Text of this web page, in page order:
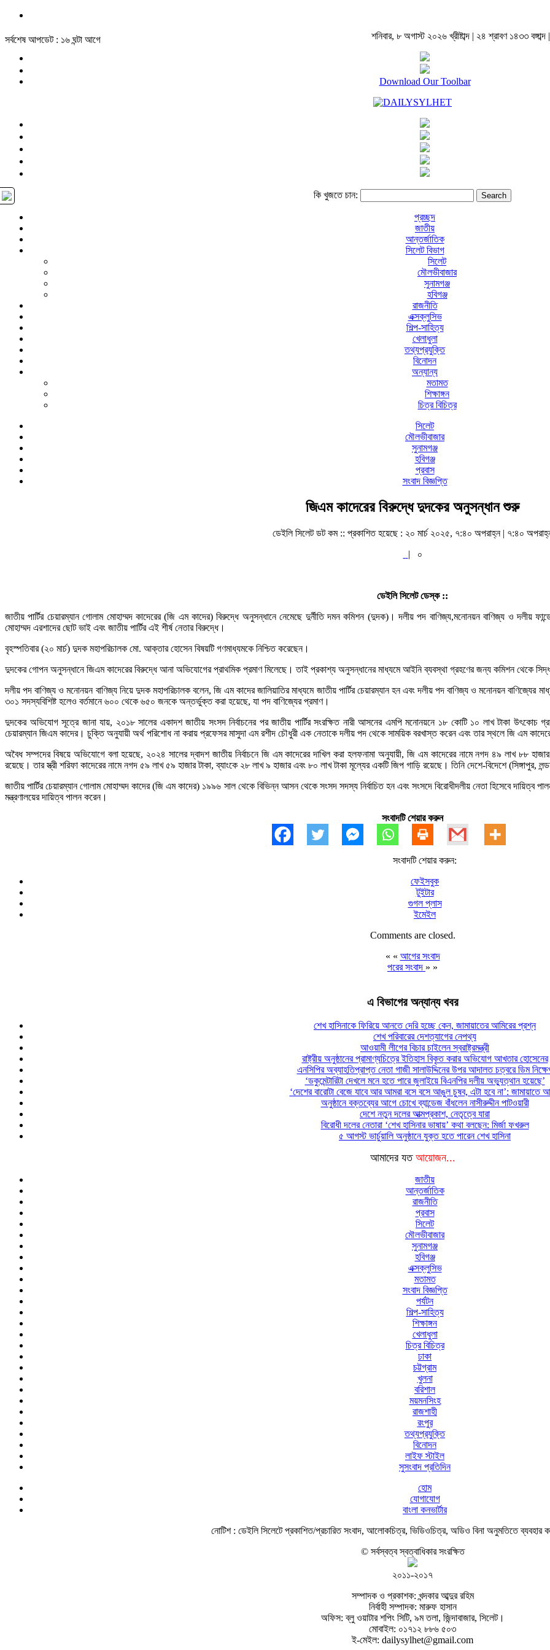
সর্বশেষ আপডেট : ১৬ ঘন্টা আগে শনিবার, ৮ অগাস্ট ২০২৬ খ্রীষ্টাব্দ | ২৪ শ্রাবণ ১৪৩৩ বঙ্গাব্দ |
Download Our Toolbar
কি খুজতে চান:
প্রচ্ছদ
জাতীয়
আন্তর্জাতিক
সিলেট বিভাগ
সিলেট
মৌলভীবাজার
সুনামগঞ্জ
হবিগঞ্জ
রাজনীতি
এক্সক্লুসিভ
শিল্প-সাহিত্য
খেলাধুলা
তথ্যপ্রযুক্তি
বিনোদন
অন্যান্য
মতামত
শিক্ষাঙ্গন
চিত্র বিচিত্র
সিলেট
মৌলভীবাজার
সুনামগঞ্জ
হবিগঞ্জ
প্রবাস
সংবাদ বিজ্ঞপ্তি
জিএম কাদেরের বিরুদ্ধে দুদকের অনুসন্ধান শুরু
ডেইলি সিলেট ডট কম :: প্রকাশিত হয়েছে : ২০ মার্চ ২০২৫, ৭:৪০ অপরাহ্ন | ৭:৪০
|
০
ডেইলি সিলেট ডেস্ক ::
জাতীয় পার্টির চেয়ারম্যান গোলাম মোহাম্মদ কাদেরের (জি এম কাদের) বিরুদ্ধে অনুসন্ধানে নেমেছে দুর্নীতি দমন কমিশন (দুদক)। দলীয় পদ বাণিজ্য,মনোনয়ন বাণিজ্য ও দলীয়
মোহাম্মদ এরশাদের ছোট ভাই এবং জাতীয় পার্টির এই শীর্ষ নেতার বিরুদ্ধে।
বৃহস্পতিবার (২০ মার্চ) দুদক মহাপরিচালক মো. আক্তার হোসেন বিষয়টি গণমাধ্যমকে নিশ্চিত করেছেন।
দুদকের গোপন অনুসন্ধানে জিএম কাদেরের বিরুদ্ধে আনা অভিযোগের প্রাথমিক প্রমাণ মিলেছে। তাই প্রকাশ্য অনুসন্ধানের মাধ্যমে আইনি ব্যবস্থা গ্রহণের জন্য কমিশন থেকে
দলীয় পদ বাণিজ্য ও মনোনয়ন বাণিজ্য নিয়ে দুদক মহাপরিচালক বলেন, জি এম কাদের জালিয়াতির মাধ্যমে জাতীয় পার্টির চেয়ারম্যান হন এবং দলীয় পদ বাণিজ্য ও মনোনয়ন বাণিজ্যের
৩০১ সদস্যবিশিষ্ট হলেও বর্তমানে ৬০০ থেকে ৬৫০ জনকে অন্তর্ভুক্ত করা হয়েছে, যা পদ বাণিজ্যের প্রমাণ।
দুদকের অভিযোগ সূত্রে জানা যায়, ২০১৮ সালের একাদশ জাতীয় সংসদ নির্বাচনের পর জাতীয় পার্টির সংরক্ষিত নারী আসনের এমপি মনোনয়নে ১৮ কোটি ১০ লাখ টাকা
চেয়ারম্যান জিএম কাদের। চুক্তি অনুযায়ী অর্থ পরিশোধ না করায় প্রফেসর মাসুদা এম রশীদ চৌধুরী এক নেতাকে দলীয় পদ থেকে সাময়িক বরখাস্ত করেন এবং তার স্থলে জি এম
অবৈধ সম্পদের বিষয়ে অভিযোগে বলা হয়েছে, ২০২৪ সালের দ্বাদশ জাতীয় নির্বাচনে জি এম কাদেরের দাখিল করা হলফনামা অনুযায়ী, জি এম কাদেরের নামে নগদ ৪৯ লাখ ৮৮
রয়েছে। তার স্ত্রী শরিফা কাদেরের নামে নগদ ৫৯ লাখ ৫৯ হাজার টাকা, ব্যাংকে ২৮ লাখ ৯ হাজার এবং ৮০ লাখ টাকা মূল্যের একটি জিপ গাড়ি রয়েছে। তিনি দেশে-বিদেশে (সিঙ্গাপুর,
জাতীয় পার্টির চেয়ারম্যান গোলাম মোহাম্মদ কাদের (জি এম কাদের) ১৯৯৬ সাল থেকে বিভিন্ন আসন থেকে সংসদ সদস্য নির্বাচিত হন এবং সংসদে বিরোধীদলীয় নেতা হিসেবে দায়িত্ব
মন্ত্রণালয়ের দায়িত্ব পালন করেন।
সংবাদটি শেয়ার করুন
সংবাদটি শেয়ার করুন:
ফেইসবুক
টুইটার
গুগল প্লাস
ইমেইল
Comments are closed.
« « আগের সংবাদ
পরের সংবাদ » »
এ বিভাগের অন্যান্য খবর
শেখ হাসিনাকে ফিরিয়ে আনতে দেরি হচ্ছে কেন, জামায়াতের আমিরের প্রশ্ন
শেখ পরিবারের দেশত্যাগের নেপথ্য
আওয়ামী লীগের বিচার চাইলেন স্বরাষ্ট্রমন্ত্রী
রাষ্ট্রীয় অনুষ্ঠানের প্রামাণ্যচিত্রে ইতিহাস বিকৃত করার অভিযোগ আখতার হোসেনের
এনসিপির অব্যাহতিপ্রাপ্ত নেতা গাজী সালাউদ্দিনের উপর আদালত চত্বরে ডিম
‘ডকুমেন্টারিটা দেখলে মনে হতে পারে জুলাইয়ে বিএনপির দলীয় অভ্যুত্থান হয়েছে’
‘দেশের বারোটা বেজে যাবে আর আমরা বসে বসে আঙুল চুষব, এটা হবে না’: জামায়াতে
অনুষ্ঠানে বক্তব্যের আগে চোখে ব্যান্ডেজ বাঁধলেন নাসীরুদ্দীন পাটওয়ারী
দেশে নতুন দলের আত্মপ্রকাশ, নেতৃত্বে যারা
বিরোধী দলের নেতারা ‘শেখ হাসিনার ভাষায়’ কথা বলছেন: মির্জা ফখরুল
৫ আগস্ট ভার্চুয়ালি অনুষ্ঠানে যুক্ত হতে পারেন শেখ হাসিনা
আমাদের যত আয়োজন...
জাতীয়
আন্তর্জাতিক
রাজনীতি
প্রবাস
সিলেট
মৌলভীবাজার
সুনামগঞ্জ
হবিগঞ্জ
এক্সক্লুসিভ
মতামত
সংবাদ বিজ্ঞপ্তি
পর্যটন
শিল্প-সাহিত্য
শিক্ষাঙ্গন
খেলাধুলা
চিত্র বিচিত্র
ঢাকা
চট্টগ্রাম
খুলনা
বরিশাল
ময়মনসিংহ
রাজশাহী
রংপুর
তথ্যপ্রযুক্তি
বিনোদন
লাইফ স্টাইল
সুসংবাদ প্রতিদিন
হোম
যোগাযোগ
বাংলা কনভার্টার
নোটিশ : ডেইলি সিলেটে প্রকাশিত/প্রচারিত সংবাদ, আলোকচিত্র, ভিডিওচিত্র, অডিও বিনা অনুমতিতে ব্যবহার
© সর্বস্বত্ব স্বত্বাধিকার সংরক্ষিত
২০১১-২০১৭
সম্পাদক ও প্রকাশক: খন্দকার আব্দুর রহিম
নির্বাহী সম্পাদক: মারুফ হাসান
অফিস: ব্লু ওয়াটার শপিং সিটি, ৯ম তলা, জিন্দাবাজার, সিলেট।
মোবাইল: ০১৭১২ ৮৮৬ ৫০৩
ই-মেইল: dailysylhet@gmail.com